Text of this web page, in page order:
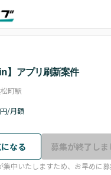
】アプリ刷新案件
町駅
円/月額
なる 募集が終了しま
集中いたしますため、お早めに